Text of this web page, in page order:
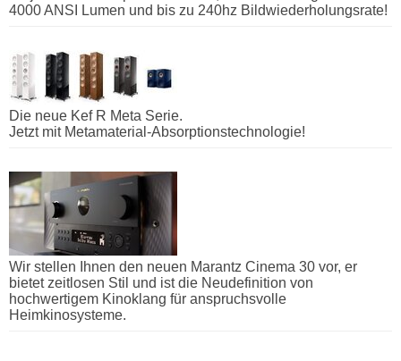
4000 ANSI Lumen und bis zu 240hz Bildwiederholungsrate!
Die neue Kef R Meta Serie.
Jetzt mit Metamaterial-Absorptionstechnologie!
Wir stellen Ihnen den neuen Marantz Cinema 30 vor, er
bietet zeitlosen Stil und ist die Neudefinition von
hochwertigem Kinoklang für anspruchsvolle
Heimkinosysteme.